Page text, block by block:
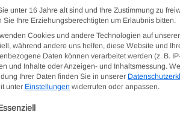
Wärmepumpen macht sich die
von der Umwelt zur
als Fremdenergie, wird
unter 16 Jahre alt sind und Ihre Zustimmung zu
Sie Ihre Erziehungsberechtigten um Erlaubnis bitten.
Cookies und andere Technologien auf
während andere uns helfen, diese Website und
Daten können verarbeitet werden (z. B.
und Inhalte oder Anzeigen- und Inhaltsmessung.
Ihrer Daten finden Sie in unserer
unter Einstellungen widerrufen oder anpassen.
eine Liste der Service-